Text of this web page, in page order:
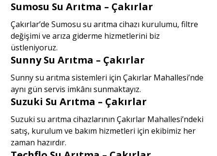
Sumosu Su Arıtma – Çakırlar
Çakırlar’de Sumosu su arıtma cihazı kurulumu, filtre
değişimi ve arıza giderme hizmetlerini biz
üstleniyoruz.
Sunny Su Arıtma – Çakırlar
Sunny su arıtma sistemleri için Çakırlar Mahallesi’nde
aynı gün servis imkânı sunmaktayız.
Suzuki Su Arıtma – Çakırlar
Suzuki su arıtma cihazlarının Çakırlar Mahallesi’ndeki
satış, kurulum ve bakım hizmetleri için ekibimiz her
zaman hazırdır.